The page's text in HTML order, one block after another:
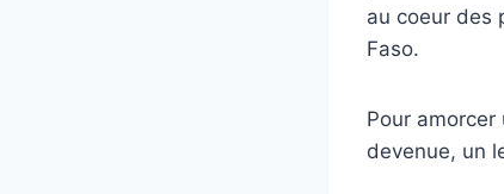
au coeur des
Faso.
Pour
devenue, un